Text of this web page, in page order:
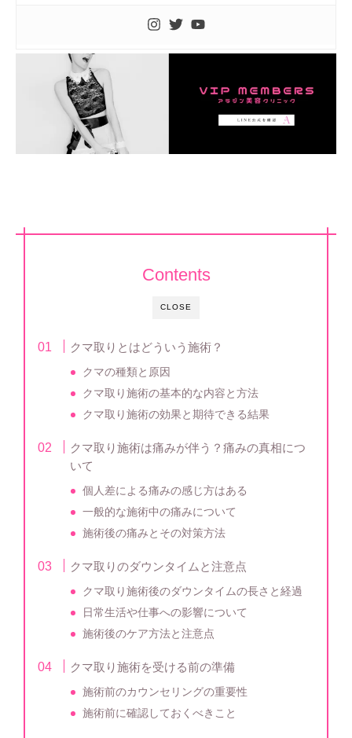
CLOSE
Contents
クマ取りとはどういう施術？
クマの種類と原因
クマ取り施術の基本的な内容と方法
クマ取り施術の効果と期待できる結果
クマ取り施術は痛みが伴う？痛みの真相につ
いて
個人差による痛みの感じ方はある
一般的な施術中の痛みについて
施術後の痛みとその対策方法
クマ取りのダウンタイムと注意点
クマ取り施術後のダウンタイムの長さと経過
日常生活や仕事への影響について
施術後のケア方法と注意点
クマ取り施術を受ける前の準備
施術前のカウンセリングの重要性
施術前に確認しておくべきこと